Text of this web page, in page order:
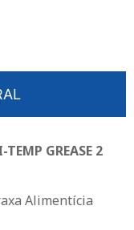
GREASE 2
Alimentícia